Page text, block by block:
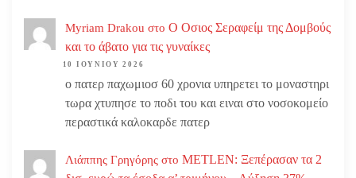
Myriam Drakou στο Ο Οσιος Σεραφείμ της Δομβούς
και το άβατο για τις γυναίκες
10 ΙΟΥΝΊΟΥ 2026
ο πατερ παχωμιοσ 60 χρονια υπηρετει το μοναστηρι
τωρα χτυπησε το ποδι του και ειναι στο νοσοκομείο
περαστικά καλοκαρδε πατερ
Λιάππης Γρηγόρης στο METLEN: Ξεπέρασαν τα 2